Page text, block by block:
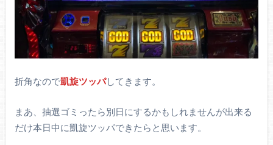
折角なので凱旋ツッパしてきます。
まあ、抽選ゴミったら別日にするかもしれませんが出来る
だけ本日中に凱旋ツッパできたらと思います。